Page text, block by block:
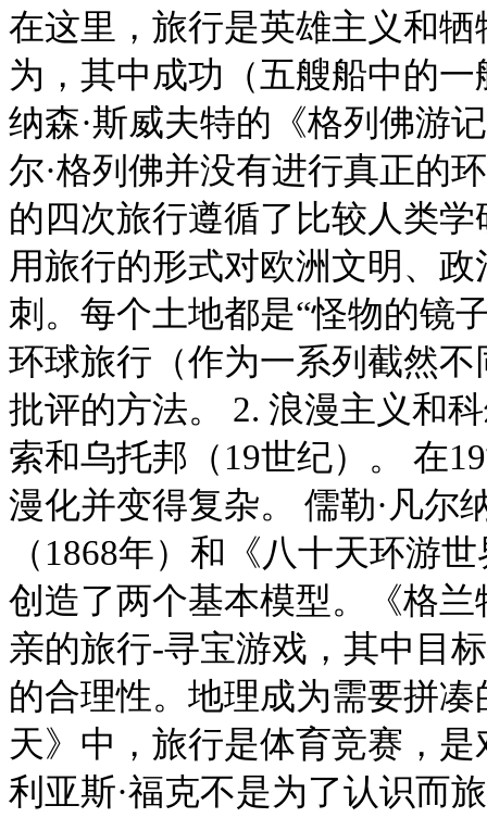
在这里，旅行是英雄主义和
为，其中成功（五艘船中的
纳森·斯威夫特的《格列佛游
尔·格列佛并没有进行真正的
的四次旅行遵循了比较人类
用旅行的形式对欧洲文明、
刺。每个土地都是“怪物的镜
环球旅行（作为一系列截然
批评的方法。 2. 浪漫主义和
索和乌托邦（19世纪）。 在
漫化并变得复杂。 儒勒·凡尔
（1868年）和《八十天环游
创造了两个基本模型。《格
亲的旅行-寻宝游戏，其中目
的合理性。地理成为需要拼
天》中，旅行是体育竞赛，
利亚斯·福克不是为了认识而